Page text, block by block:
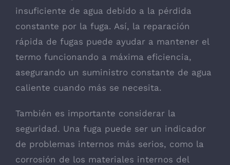
insuficiente de agua debido a la pérdida
constante por la fuga. Así, la reparación
rápida de fugas puede ayudar a mantener el
termo funcionando a máxima eficiencia,
asegurando un suministro constante de agua
caliente cuando más se necesita.
También es importante considerar la
seguridad. Una fuga puede ser un indicador
de problemas internos más serios, como la
corrosión de los materiales internos del